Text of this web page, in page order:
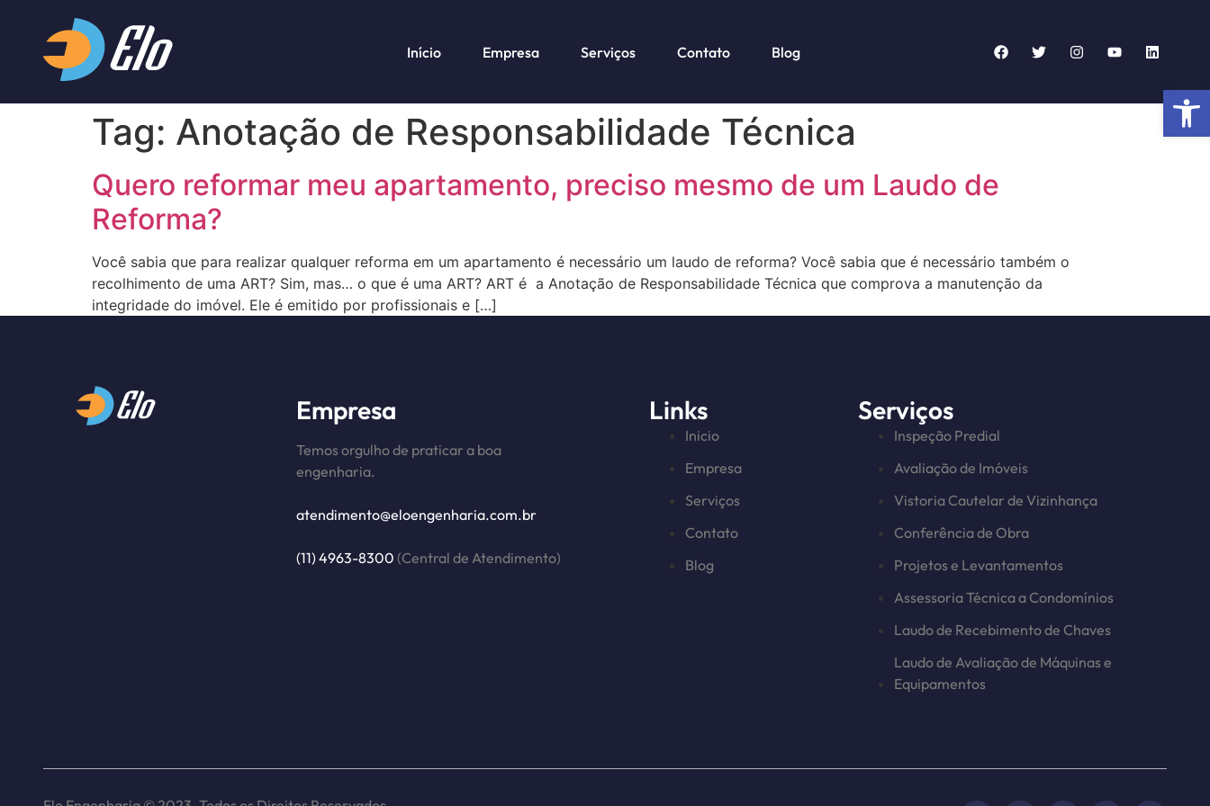
Início Empresa Serviços Contato Blog
Tag: Anotação de Responsabilidade Técnica
Quero reformar meu apartamento, preciso mesmo de um Laudo de
Reforma?
Você sabia que para realizar qualquer reforma em um apartamento é necessário um laudo de reforma? Você sabia que é necessário também o
recolhimento de uma ART? Sim, mas… o que é uma ART? ART é a Anotação de Responsabilidade Técnica que comprova a manutenção da
integridade do imóvel. Ele é emitido por profissionais e […]
Empresa
Temos orgulho de praticar a boa
engenharia.
atendimento@eloengenharia.com.br
(11) 4963-8300 (Central de Atendimento)
Links
Inicio
Empresa
Serviços
Contato
Blog
Serviços
Inspeção Predial
Avaliação de Imóveis
Vistoria Cautelar de Vizinhança
Conferência de Obra
Projetos e Levantamentos
Assessoria Técnica a Condomínios
Laudo de Recebimento de Chaves
Laudo de Avaliação de Máquinas e
Equipamentos
Abrir